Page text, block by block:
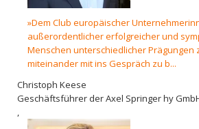
»Dem Club europäischer
außerordentlicher erfolgreicher und
Menschen unterschiedlicher Prägungen
miteinander mit ins Gespräch zu b...
Christoph Keese
Geschäftsführer der Axel Springer hy
,